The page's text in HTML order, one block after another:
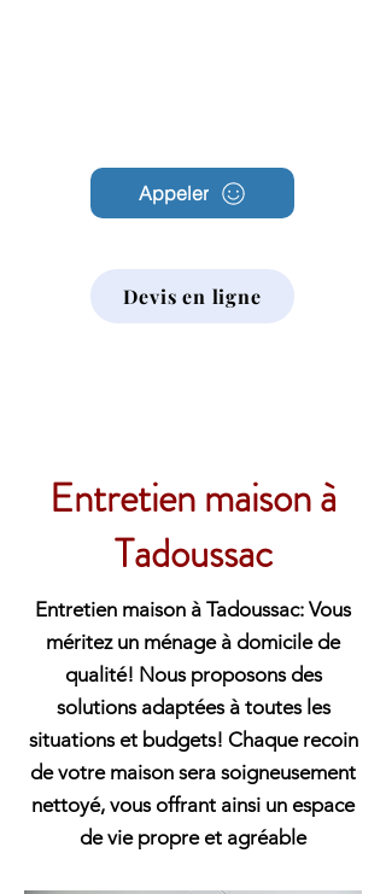
Appeler
Devis en ligne
Entretien maison à
Tadoussac
Entretien maison à Tadoussac: Vous
méritez un ménage à domicile de
qualité! Nous proposons des
solutions adaptées à toutes les
situations et budgets! Chaque recoin
de votre maison sera soigneusement
nettoyé, vous offrant ainsi un espace
de vie propre et agréable